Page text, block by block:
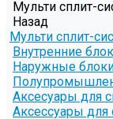
Мульти сплит-
Назад
Мульти сплит-
Внутренние
Наружные
Аксесуары для
Аксессуары для